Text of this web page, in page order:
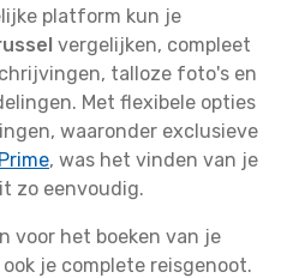
platform kun je
vergelijken, compleet
talloze foto's en
Met flexibele opties
waaronder exclusieve
, was het vinden van je
zo eenvoudig.
voor het boeken van je
je complete reisgenoot.